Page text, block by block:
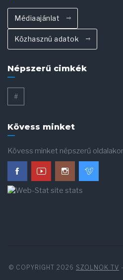
Médiaajánlat
Közhasznú adatok
Népszerű cimkék
#
Kövess minket
Kövess minket népszerű
© COPYRIGHT 2026 SZOLNOK TV